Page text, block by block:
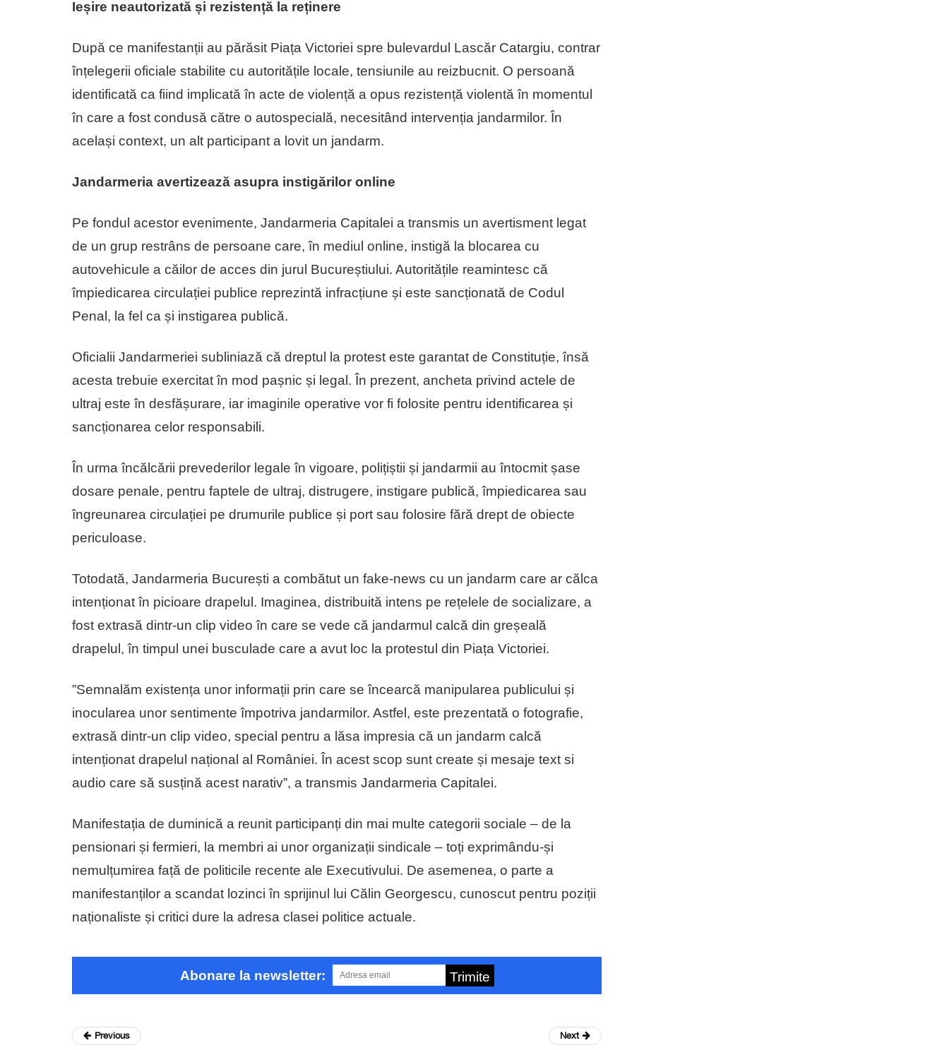
Ieșire neautorizată și rezistență la reținere
După ce manifestanții au părăsit Piața Victoriei spre bulevardul Lascăr Catargiu, contrar
înțelegerii oficiale stabilite cu autoritățile locale, tensiunile au reizbucnit. O persoană
identificată ca fiind implicată în acte de violență a opus rezistență violentă în momentul
în care a fost condusă către o autospecială, necesitând intervenția jandarmilor. În
același context, un alt participant a lovit un jandarm.
Jandarmeria avertizează asupra instigărilor online
Pe fondul acestor evenimente, Jandarmeria Capitalei a transmis un avertisment legat
de un grup restrâns de persoane care, în mediul online, instigă la blocarea cu
autovehicule a căilor de acces din jurul Bucureștiului. Autoritățile reamintesc că
împiedicarea circulației publice reprezintă infracțiune și este sancționată de Codul
Penal, la fel ca și instigarea publică.
Oficialii Jandarmeriei subliniază că dreptul la protest este garantat de Constituție, însă
acesta trebuie exercitat în mod pașnic și legal. În prezent, ancheta privind actele de
ultraj este în desfășurare, iar imaginile operative vor fi folosite pentru identificarea și
sancționarea celor responsabili.
În urma încălcării prevederilor legale în vigoare, polițiștii și jandarmii au întocmit șase
dosare penale, pentru faptele de ultraj, distrugere, instigare publică, împiedicarea sau
îngreunarea circulației pe drumurile publice și port sau folosire fără drept de obiecte
periculoase.
Totodată, Jandarmeria București a combătut un fake-news cu un jandarm care ar călca
intenționat în picioare drapelul. Imaginea, distribuită intens pe rețelele de socializare, a
fost extrasă dintr-un clip video în care se vede că jandarmul calcă din greșeală
drapelul, în timpul unei busculade care a avut loc la protestul din Piața Victoriei.
”Semnalăm existența unor informații prin care se încearcă manipularea publicului și
inocularea unor sentimente împotriva jandarmilor. Astfel, este prezentată o fotografie,
extrasă dintr-un clip video, special pentru a lăsa impresia că un jandarm calcă
intenționat drapelul național al României. În acest scop sunt create și mesaje text si
audio care să susțină acest narativ”, a transmis Jandarmeria Capitalei.
Manifestația de duminică a reunit participanți din mai multe categorii sociale – de la
pensionari și fermieri, la membri ai unor organizații sindicale – toți exprimându-și
nemulțumirea față de politicile recente ale Executivului. De asemenea, o parte a
manifestanților a scandat lozinci în sprijinul lui Călin Georgescu, cunoscut pentru poziții
naționaliste și critici dure la adresa clasei politice actuale.
Abonare la newsletter: Trimite
Previous Next